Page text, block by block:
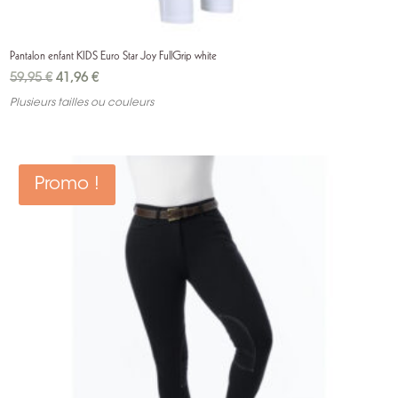
Pantalon enfant KIDS Euro Star Joy FullGrip white
59,95€ Le
prix
41,96€Le
prix
Plusieurs tailles ou couleurs
Promo !